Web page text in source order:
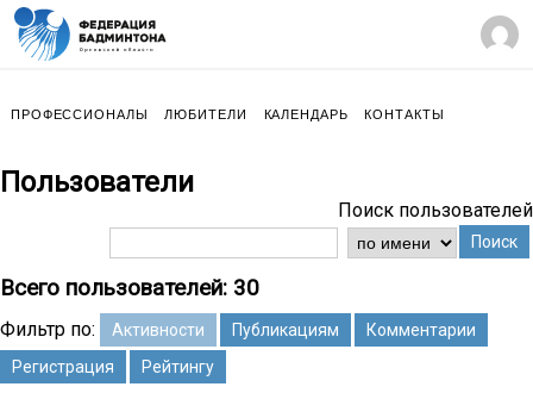
ПРОФЕССИОНАЛЫ ЛЮБИТЕЛИ КАЛЕНДАРЬ КОНТАКТЫ
Пользователи
Поиск пользователей
Поиск
Всего пользователей: 30
Фильтр по: Активности Публикациям
Комментарии
Регистрация
Рейтингу